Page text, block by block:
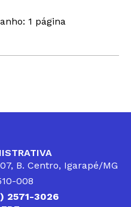
1 página
B. Centro, Igarapé/MG
008
2571-3026